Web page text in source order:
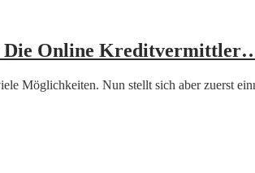
Die Online
Möglichkeiten. Nun stellt sich aber zuerst